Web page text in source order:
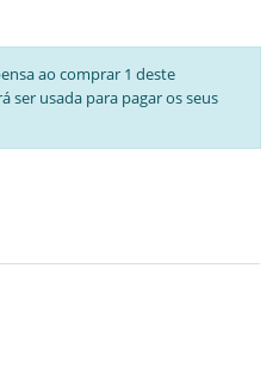
ao comprar 1 deste
ser usada para pagar os seus